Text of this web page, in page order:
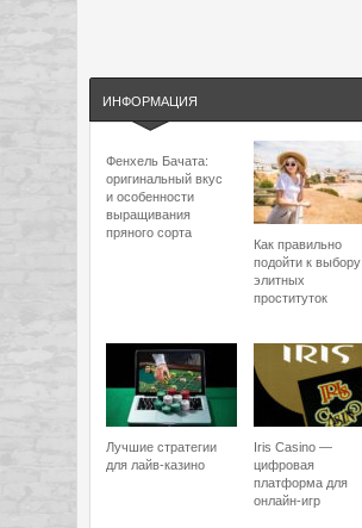
ИНФОРМАЦИЯ
Фенхель Бачата:
оригинальный вкус
и особенности
выращивания
пряного сорта
Как правильно
подойти к выбору
элитных
проституток
Лучшие стратегии
для лайв-казино
Iris Casino —
цифровая
платформа для
онлайн-игр